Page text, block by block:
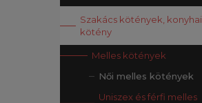
Szakács kötények, konyhai
kötény
Melles kötények
Női melles kötények
Uniszex és férfi melles